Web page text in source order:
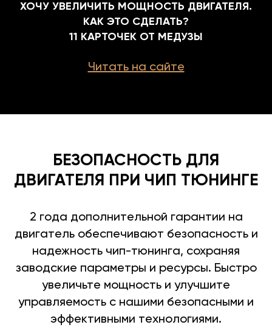
ХОЧУ УВЕЛИЧИТЬ МОЩНОСТЬ ДВИГАТЕЛЯ.
КАК ЭТО СДЕЛАТЬ?
11 КАРТОЧЕК ОТ МЕДУЗЫ
Читать на сайте
БЕЗОПАСНОСТЬ ДЛЯ
ДВИГАТЕЛЯ ПРИ ЧИП ТЮНИНГЕ
2 года дополнительной гарантии на
двигатель обеспечивают безопасность и
надежность чип-тюнинга, сохраняя
заводские параметры и ресурсы. Быстро
увеличьте мощность и улучшите
управляемость с нашими безопасными и
эффективными технологиями.